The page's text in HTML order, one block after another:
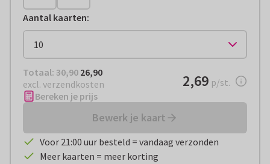
Aantal kaarten:
Totaal: € 26,90
Totaal: 30,90 26,90
excl. verzendkosten
€ 2,69per stuk
2,69 p/st.
Bereken je prijs
Bewerk je kaart
Voor 21:00 uur besteld = vandaag verzonden
Meer kaarten = meer korting